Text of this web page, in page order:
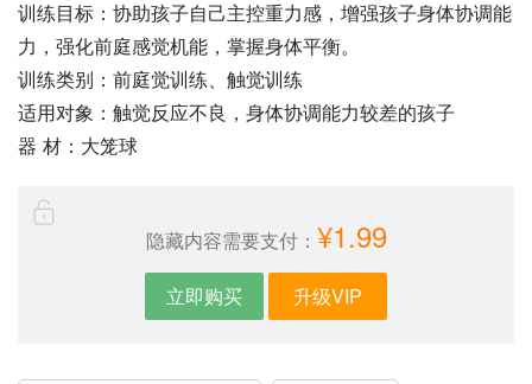
训练目标：协助孩子自己主控重力感，增强孩子身体协调能
力，强化前庭感觉机能，掌握身体平衡。
训练类别：前庭觉训练、触觉训练
适用对象：触觉反应不良，身体协调能力较差的孩子
器 材：大笼球
隐藏内容需要支付： ¥1.99
立即购买 升级VIP